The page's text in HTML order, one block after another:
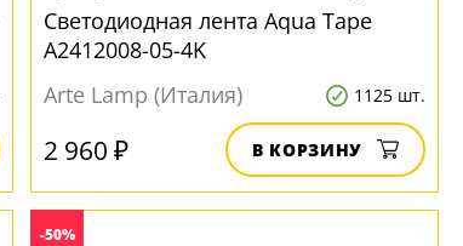
Светодиодная лента Aqua Tape
A2412008-05-4K
Arte Lamp (Италия)
1125 шт.
2 960 ₽ В КОРЗИНУ
-50%